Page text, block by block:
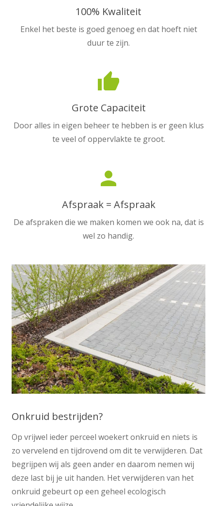
100% Kwaliteit
Enkel het beste is goed genoeg en dat hoeft niet
duur te zijn.
thumb_up
Grote Capaciteit
Door alles in eigen beheer te hebben is er geen klus
te veel of oppervlakte te groot.
person
Afspraak = Afspraak
De afspraken die we maken komen we ook na, dat is
wel zo handig.
Onkruid bestrijden?
Op vrijwel ieder perceel woekert onkruid en niets is
zo vervelend en tijdrovend om dit te verwijderen. Dat
begrijpen wij als geen ander en daarom nemen wij
deze last bij je uit handen. Het verwijderen van het
onkruid gebeurt op een geheel ecologisch